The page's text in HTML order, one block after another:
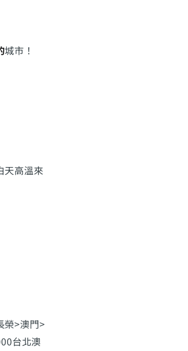
城市！
天高溫來
榮>澳門>
台北澳